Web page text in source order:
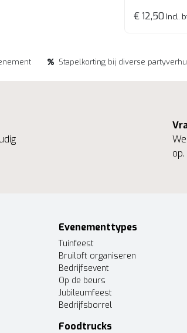
€ 12,50 Incl.
Stapelkorting bij diverse
op.
Evenementtypes
Tuinfeest
Bruiloft organiseren
Bedrijfsevent
Op de beurs
Jubileumfeest
Bedrijfsborrel
Foodtrucks